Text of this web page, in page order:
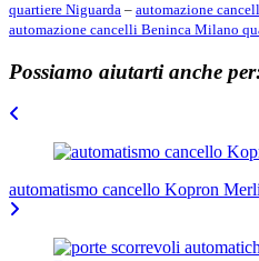
quartiere Niguarda – automazione
automazione cancelli Beninca Milano
Possiamo aiutarti anche
Navigazione
articoli
automatismo cancello Kopron